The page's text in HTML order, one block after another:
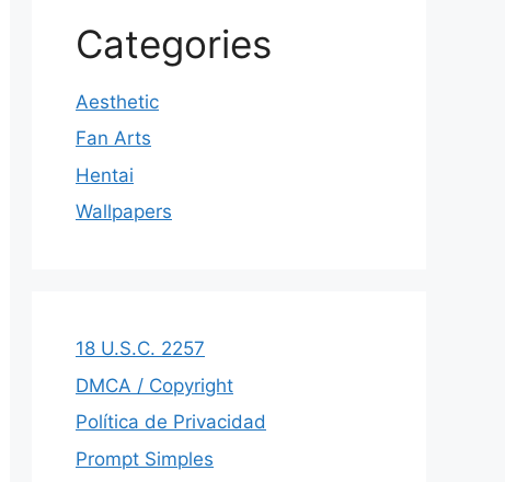
Categories
Aesthetic
Fan Arts
Hentai
Wallpapers
18 U.S.C. 2257
DMCA / Copyright
Política de Privacidad
Prompt Simples